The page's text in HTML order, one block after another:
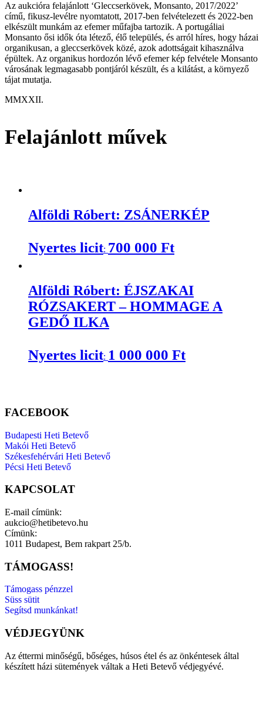
Az aukcióra felajánlott ‘Gleccserkövek, Monsanto, 2017/2022’
című, fikusz-levélre nyomtatott, 2017-ben felvételezett és 2022-ben
elkészült munkám az efemer műfajba tartozik. A portugáliai
Monsanto ősi idők óta létező, élő település, és arról híres, hogy házai
organikusan, a gleccserkövek közé, azok adottságait kihasználva
épültek. Az organikus hordozón lévő efemer kép felvétele Monsanto
városának legmagasabb pontjáról készült, és a kilátást, a környező
tájat mutatja.
MMXXII.
Felajánlott művek
Alföldi Róbert: ZSÁNERKÉP
Nyertes licit: 700 000 Ft
Alföldi Róbert: ÉJSZAKAI
RÓZSAKERT – HOMMAGE A
GEDŐ ILKA
Nyertes licit: 1 000 000 Ft
FACEBOOK
Budapesti Heti Betevő
Makói Heti Betevő
Székesfehérvári Heti Betevő
Pécsi Heti Betevő
KAPCSOLAT
E-mail címünk:
aukcio@hetibetevo.hu
Címünk:
1011 Budapest, Bem rakpart 25/b.
TÁMOGASS!
Támogass pénzzel
Süss sütit
Segítsd munkánkat!
VÉDJEGYÜNK
Az éttermi minőségű, bőséges, húsos étel és az önkéntesek által
készített házi sütemények váltak a Heti Betevő védjegyévé.